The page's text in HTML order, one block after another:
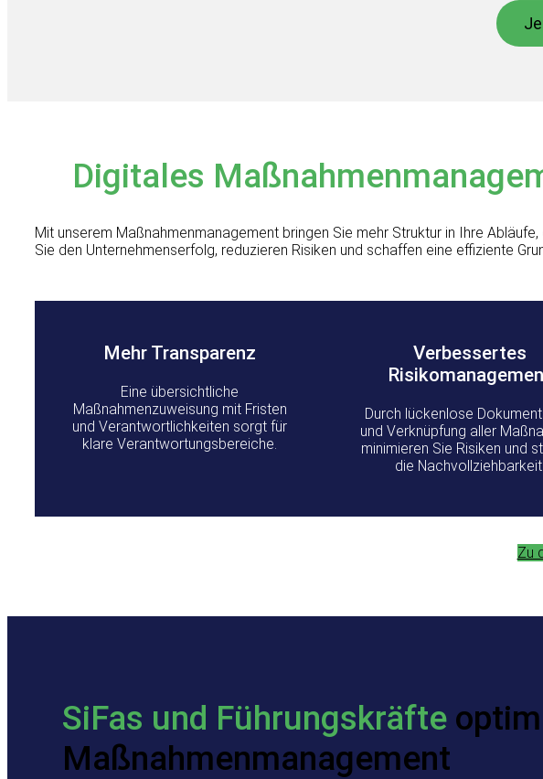
Digitales
Mit unserem Maßnahmenmanagement bringen Sie mehr Struktur in Ihre
Sie den Unternehmenserfolg, reduzieren Risiken und schaffen eine effiziente
Mehr Transparenz
Eine übersichtliche
Maßnahmenzuweisung mit Fristen
und Verantwortlichkeiten sorgt für
klare Verantwortungsbereiche.
Verbessertes
Durch lückenlose
und Verknüpfung aller
minimieren Sie Risiken und
die Nachvollziehbarkeit.
Zu
SiFas und Führungskräfte
Maßnahmenmanagement